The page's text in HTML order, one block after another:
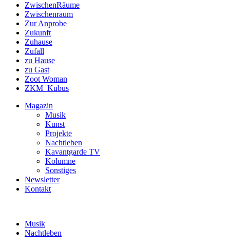
ZwischenRäume
Zwischenraum
Zur Anprobe
Zukunft
Zuhause
Zufall
zu Hause
zu Gast
Zoot Woman
ZKM_Kubus
Magazin
Musik
Kunst
Projekte
Nachtleben
Kavantgarde TV
Kolumne
Sonstiges
Newsletter
Kontakt
Musik
Nachtleben